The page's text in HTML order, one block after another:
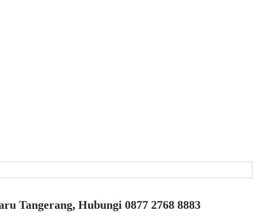
Tangerang, Hubungi 0877 2768 8883